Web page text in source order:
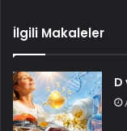
İlgili Makaleler
D